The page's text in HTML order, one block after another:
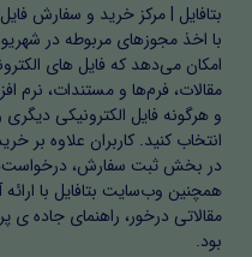
بتافایل | مرکز خرید و سفارش
امکان می‌دهد که فایل های
مقالات، فرم‌ها و مستندات، نرم
و هرگونه فایل الکترونیکی
انتخاب کنید. کاربران علاوه بر
در بخش ثبت سفارش،
همچنین وب‌سایت بتافایل با
مقالاتی درخور، راهنمای جاده
بود.